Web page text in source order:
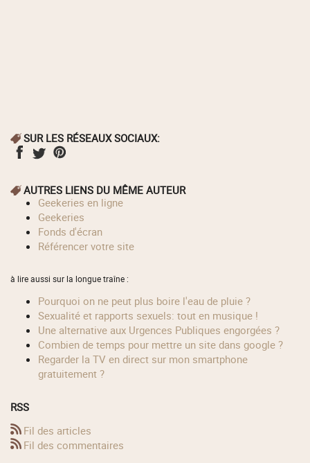
SUR LES RÉSEAUX SOCIAUX:
AUTRES LIENS DU MÊME AUTEUR
geekeries en ligne
geekeries
fonds d'écran
référencer votre site
à lire aussi sur la longue traîne :
Pourquoi on ne peut plus boire l'eau de pluie ?
Sexualité et rapports sexuels: tout en musique !
Une alternative aux Urgences Publiques engorgées ?
Combien de temps pour mettre un site dans google ?
Regarder la TV en direct sur mon smartphone
gratuitement ?
RSS
Fil des articles
Fil des commentaires